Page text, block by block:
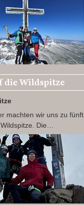
die Wildspitze
machten wir uns zu fünft
Die…